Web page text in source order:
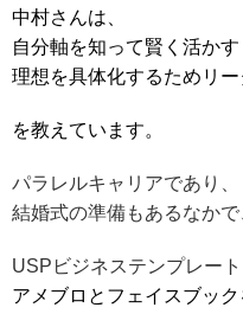
中村さんは、
自分軸を知って賢く活かす
理想を具体化するためリ
を教えています。
パラレルキャリアであり、
結婚式の準備もあるなかで
USPビジネステンプレー
アメブロとフェイスブック